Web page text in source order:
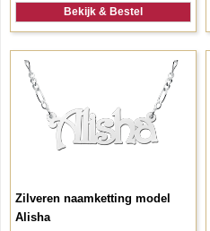
Bekijk & Bestel
Zilveren naamketting model
Alisha